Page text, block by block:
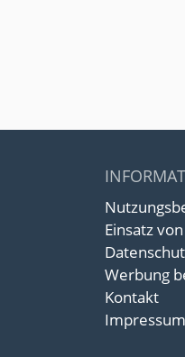
Einsatz
Werbung
Kontakt
Impressum